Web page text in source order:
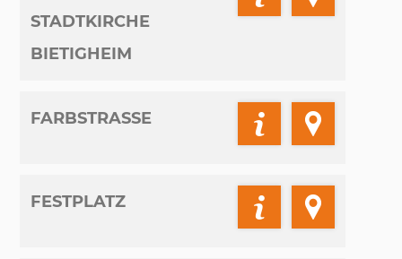
STADTKIRCHE
BIETIGHEIM
FARBSTRASSE
FESTPLATZ